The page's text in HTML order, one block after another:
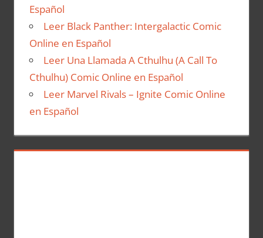
Español
Leer Black Panther: Intergalactic Comic
Online en Español
Leer Una Llamada A Cthulhu (A Call To
Cthulhu) Comic Online en Español
Leer Marvel Rivals – Ignite Comic Online
en Español